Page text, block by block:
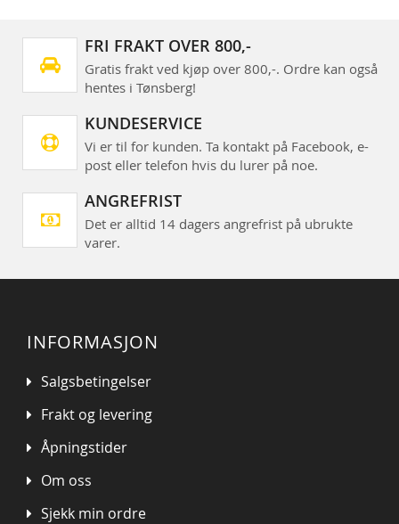
FRI FRAKT OVER 800,-
Gratis frakt ved kjøp over 800,-. Ordre kan også
hentes i Tønsberg!
KUNDESERVICE
Vi er til for kunden. Ta kontakt på Facebook, e-
post eller telefon hvis du lurer på noe.
ANGREFRIST
Det er alltid 14 dagers angrefrist på ubrukte
varer.
INFORMASJON
Salgsbetingelser
Frakt og levering
Åpningstider
Om oss
Sjekk min ordre